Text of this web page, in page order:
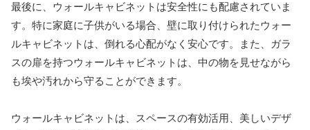
最後に、ウォールキャビネットは安全性にも配慮されていま
す。特に家庭に子供がいる場合、壁に取り付けられたウォー
ルキャビネットは、倒れる心配がなく安心です。また、ガラ
スの扉を持つウォールキャビネットは、中の物を見せながら
も埃や汚れから守ることができます。
ウォールキャビネットは、スペースの有効活用、美しいデザ